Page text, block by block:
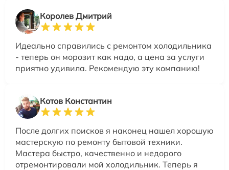
Королев Дмитрий
Идеально справились с ремонтом холодильника
- теперь он морозит как надо, а цена за услуги
приятно удивила. Рекомендую эту компанию!
Котов Константин
После долгих поисков я наконец нашел хорошую
мастерскую по ремонту бытовой техники.
Мастера быстро, качественно и недорого
отремонтировали мой холодильник. Теперь я